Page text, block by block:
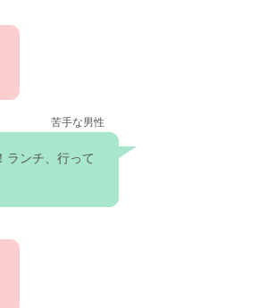
苦手な男性
ランチ、行って